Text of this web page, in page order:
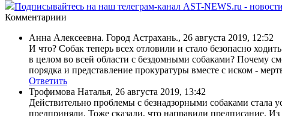
Подписывайтесь на наш телеграм-канал AST-NEWS.ru -
Комментариии
Анна Алексеевна. Город Астрахань., 26 августа 2019, 12:52
И что? Собак теперь всех отловили и стало безопасно
в целом во всей области с бездомными собаками? Почему
порядка и представление прокуратуры вместе с иском -
Ответить
Трофимова Наталья, 26 августа 2019, 13:42
Действительно проблемы с безнадзорными собаками
предприняли. Тоже сказали, что направили предписание.